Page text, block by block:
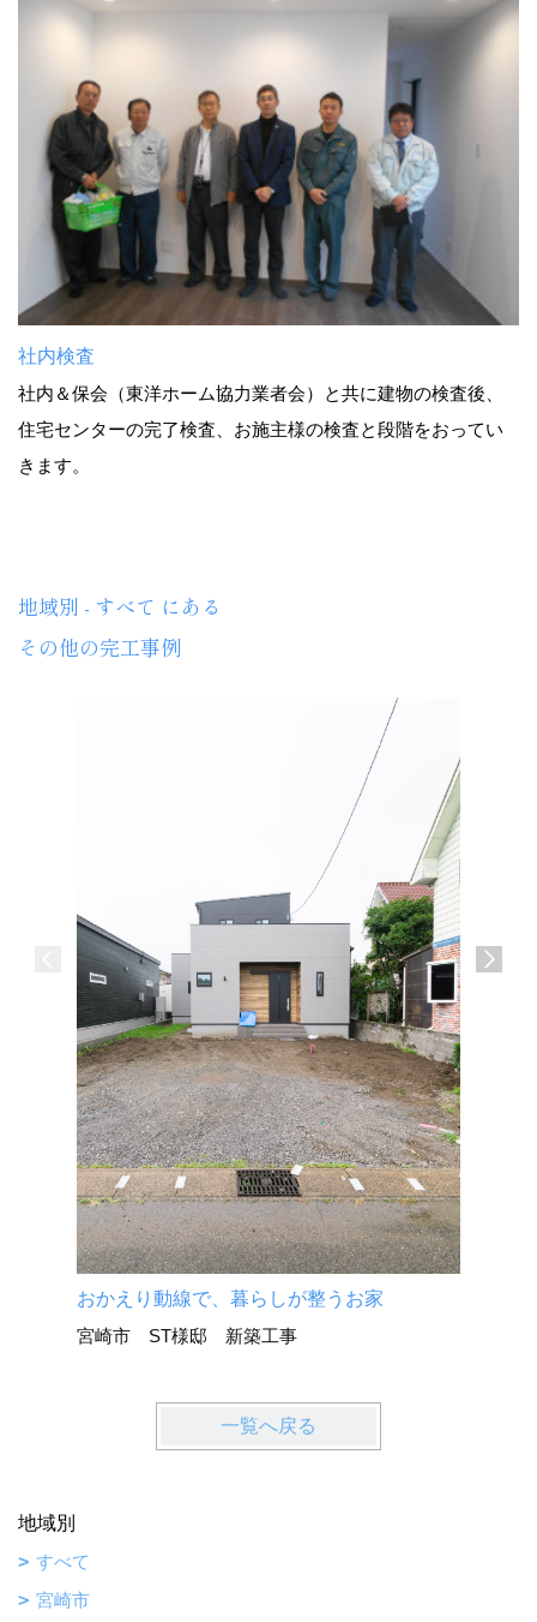
社内検査
社内＆保会（東洋ホーム協力業者会）と共に建物の検査後、
住宅センターの完了検査、お施主様の検査と段階をおってい
きます。
地域別 - すべて にある
その他の完工事例
おかえり動線で、暮らしが整うお家
宮崎市 ST様邸 新築工事
介護施
一覧へ戻る
地域別
すべて
宮崎市